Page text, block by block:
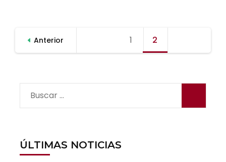
Paginación
de Anterior Página
1 Página
2
Buscar:
ÚLTIMAS NOTICIAS